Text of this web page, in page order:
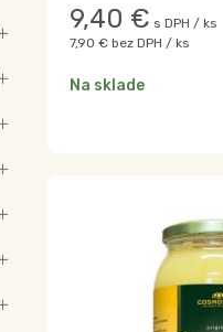
9,40 € s DPH / ks
7,90 € bez DPH / ks
Na sklade